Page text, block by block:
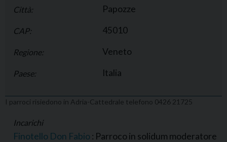
Città: Papozze
CAP: 45010
Regione: Veneto
Paese: Italia
I parroci risiedono in Adria-Cattedrale telefono 0426 21725
Incarichi
Finotello Don Fabio : Parroco in solidum moderatore